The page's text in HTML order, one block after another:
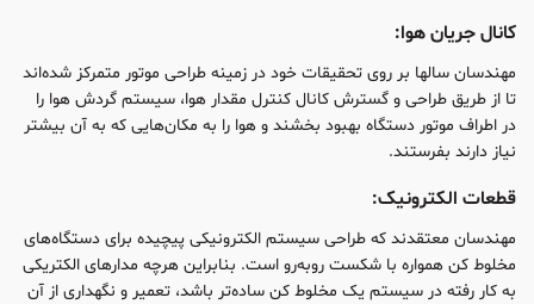
کانال جریان هوا:
مهندسان سالها بر روی تحقیقات خود در زمینه طراحی موتور متمرکز شده‌اند
تا از طریق طراحی و گسترش کانال کنترل مقدار هوا، سیستم گردش هوا را
در اطراف موتور دستگاه بهبود بخشند و هوا را به مکان‌هایی که به آن بیشتر
نیاز دارند بفرستند.
قطعات الکترونیک:
مهندسان معتقدند که طراحی سیستم الکترونیکی پیچیده برای دستگاه‌های
مخلوط کن همواره با شکست روبه‌رو است. بنابر‌این هرچه مدار‌های الکتریکی
به کار رفته در سیستم یک مخلوط‌ کن ساده‌تر باشد، تعمیر و نگهداری از آن